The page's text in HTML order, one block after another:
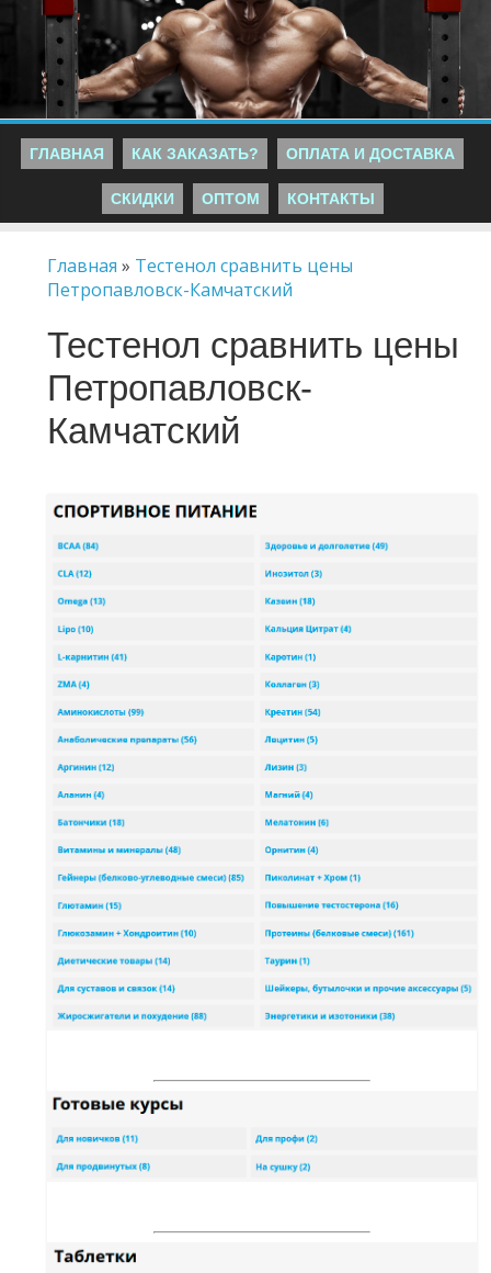
ГЛАВНАЯ КАК ЗАКАЗАТЬ? ОПЛАТА И ДОСТАВКА
СКИДКИ ОПТОМ КОНТАКТЫ
Главная » Тестенол сравнить цены
Петропавловск-Камчатский
Тестенол сравнить цены
Петропавловск-
Камчатский